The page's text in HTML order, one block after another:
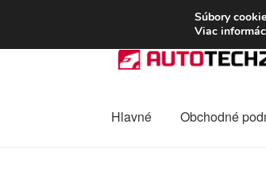
DOPRAVA od 6 EUR
Preskočiť
na
Preskočiť
na
Hlavné Obchodné
Súbory
Viac